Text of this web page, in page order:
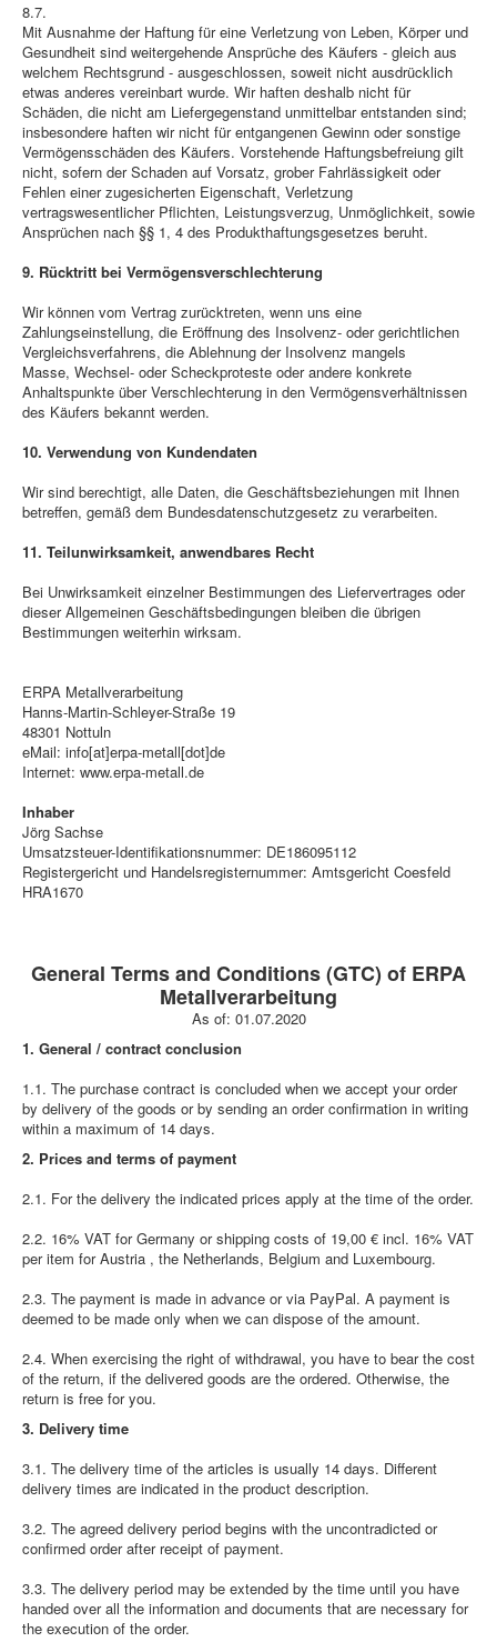
8.7.
Mit Ausnahme der Haftung für eine Verletzung von Leben, Körper und
Gesundheit sind weitergehende Ansprüche des Käufers - gleich aus
welchem Rechtsgrund - ausgeschlossen, soweit nicht ausdrücklich
etwas anderes vereinbart wurde. Wir haften deshalb nicht für
Schäden, die nicht am Liefergegenstand unmittelbar entstanden sind;
insbesondere haften wir nicht für entgangenen Gewinn oder sonstige
Vermögensschäden des Käufers. Vorstehende Haftungsbefreiung gilt
nicht, sofern der Schaden auf Vorsatz, grober Fahrlässigkeit oder
Fehlen einer zugesicherten Eigenschaft, Verletzung
vertragswesentlicher Pflichten, Leistungsverzug, Unmöglichkeit, sowie
Ansprüchen nach §§ 1, 4 des Produkthaftungsgesetzes beruht.
9. Rücktritt bei Vermögensverschlechterung
Wir können vom Vertrag zurücktreten, wenn uns eine
Zahlungseinstellung, die Eröffnung des Insolvenz- oder gerichtlichen
Vergleichsverfahrens, die Ablehnung der Insolvenz mangels
Masse, Wechsel- oder Scheckproteste oder andere konkrete
Anhaltspunkte über Verschlechterung in den Vermögensverhältnissen
des Käufers bekannt werden.
10. Verwendung von Kundendaten
Wir sind berechtigt, alle Daten, die Geschäftsbeziehungen mit Ihnen
betreffen, gemäß dem Bundesdatenschutzgesetz zu verarbeiten.
11. Teilunwirksamkeit, anwendbares Recht
Bei Unwirksamkeit einzelner Bestimmungen des Liefervertrages oder
dieser Allgemeinen Geschäftsbedingungen bleiben die übrigen
Bestimmungen weiterhin wirksam.
ERPA Metallverarbeitung
Hanns-Martin-Schleyer-Straße 19
48301 Nottuln
eMail: info[at]erpa-metall[dot]de
Internet: www.erpa-metall.de
Inhaber
Jörg Sachse
Umsatzsteuer-Identifikationsnummer: DE186095112
Registergericht und Handelsregisternummer: Amtsgericht Coesfeld
HRA1670
General Terms and Conditions (GTC) of ERPA
Metallverarbeitung
As of: 01.07.2020
1. General / contract conclusion
1.1. The purchase contract is concluded when we accept your order
by delivery of the goods or by sending an order confirmation in writing
within a maximum of 14 days.
2. Prices and terms of payment
2.1. For the delivery the indicated prices apply at the time of the order.
2.2. 16% VAT for Germany or shipping costs of 19,00 € incl. 16% VAT
per item for Austria , the Netherlands, Belgium and Luxembourg.
2.3. The payment is made in advance or via PayPal. A payment is
deemed to be made only when we can dispose of the amount.
2.4. When exercising the right of withdrawal, you have to bear the cost
of the return, if the delivered goods are the ordered. Otherwise, the
return is free for you.
3. Delivery time
3.1. The delivery time of the articles is usually 14 days. Different
delivery times are indicated in the product description.
3.2. The agreed delivery period begins with the uncontradicted or
confirmed order after receipt of payment.
3.3. The delivery period may be extended by the time until you have
handed over all the information and documents that are necessary for
the execution of the order.